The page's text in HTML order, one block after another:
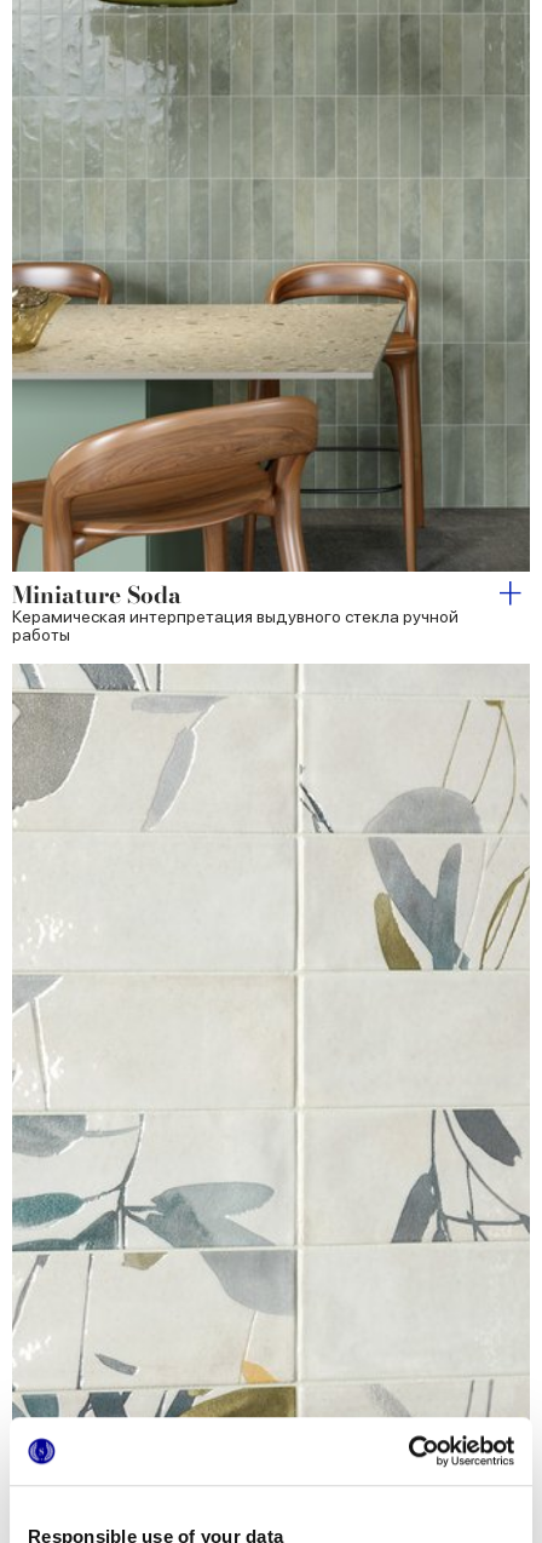
Responsible use of your data
Miniature Soda
Керамическая интерпретация выдувного стекла ручной
работы